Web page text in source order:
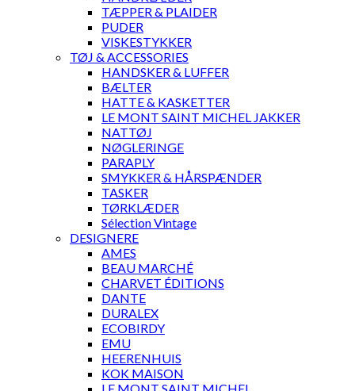
TÆPPER & PLAIDER
PUDER
VISKESTYKKER
TØJ & ACCESSORIES
HANDSKER & LUFFER
BÆLTER
HATTE & KASKETTER
LE MONT SAINT MICHEL JAKKER
NATTØJ
NØGLERINGE
PARAPLY
SMYKKER & HÅRSPÆNDER
TASKER
TØRKLÆDER
Sélection Vintage
DESIGNERE
AMES
BEAU MARCHÉ
CHARVET ÉDITIONS
DANTE
DURALEX
ECOBIRDY
EMU
HEERENHUIS
KOK MAISON